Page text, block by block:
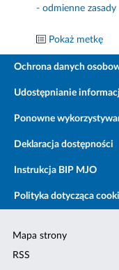
- odmienne zasady
Pokaż metkę
Ochrona danych
Udostępnianie
Ponowne
Deklaracja dostępności
Instrukcja BIP MJO
Polityka dotycząca
Mapa strony
RSS